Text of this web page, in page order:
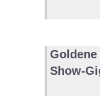
Goldene
Show-